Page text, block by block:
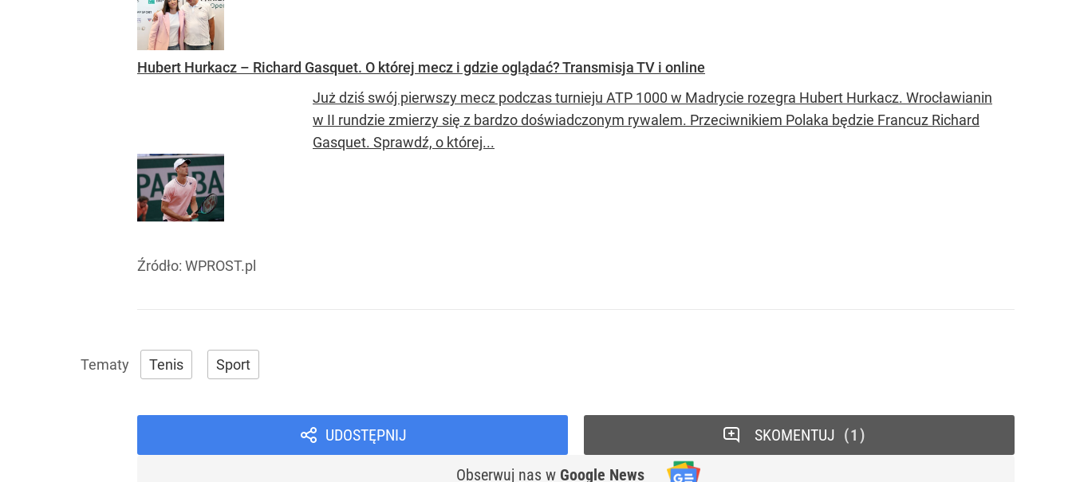
Hubert Hurkacz – Richard Gasquet. O której mecz i gdzie oglądać? Transmisja TV i online
Już dziś swój pierwszy mecz podczas turnieju ATP 1000 w Madrycie rozegra Hubert Hurkacz. Wrocławianin
w II rundzie zmierzy się z bardzo doświadczonym rywalem. Przeciwnikiem Polaka będzie Francuz Richard
Gasquet. Sprawdź, o której...
Źródło: WPROST.pl
Tenis Sport
UDOSTĘPNIJ
Obserwuj nas w Google News
SKOMENTUJ 1